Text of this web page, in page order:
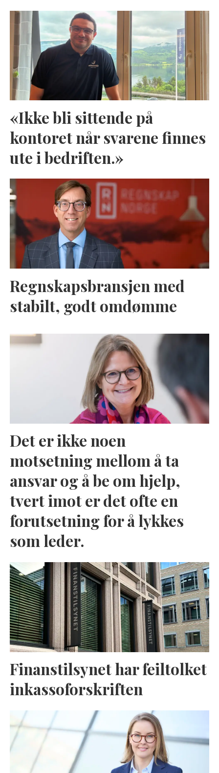
«Ikke bli sittende på
kontoret når svarene finnes
ute i bedriften.»
Regnskapsbransjen med
stabilt, godt omdømme
Det er ikke noen
motsetning mellom å ta
ansvar og å be om hjelp,
tvert imot er det ofte en
forutsetning for å lykkes
som leder.
Finanstilsynet har feiltolket
inkassoforskriften